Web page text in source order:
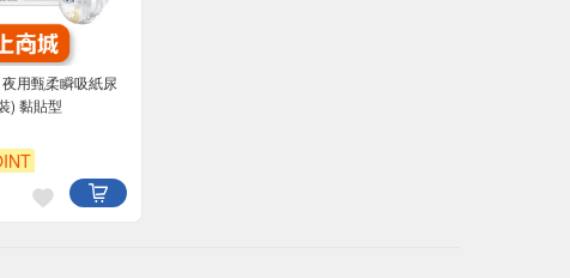
用甄柔瞬吸紙尿
) 黏貼型